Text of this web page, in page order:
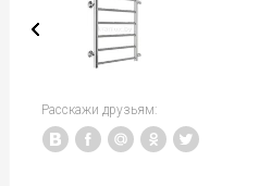
Расскажи друзьям: